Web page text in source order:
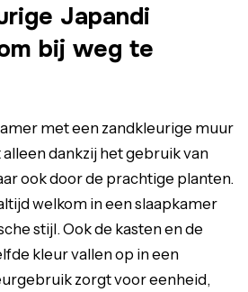
Japandi
bij weg te
met een zandkleurige muur
dankzij het gebruik van
ook door de prachtige planten.
welkom in een slaapkamer
stijl. Ook de kasten en de
kleur vallen op in een
zorgt voor eenheid,